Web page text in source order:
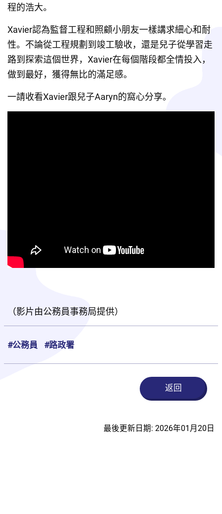
程的浩大。
Xavier認為監督工程和照顧小朋友一樣講求細心和耐
性。不論從工程規劃到竣工驗收，還是兒子從學習走
路到探索這個世界，Xavier在每個階段都全情投入，
做到最好，獲得無比的滿足感。
一請收看Xavier跟兒子Aaryn的窩心分享。
（影片由公務員事務局提供）
#公務員 #路政署
返回
最後更新日期: 2026年01月20日